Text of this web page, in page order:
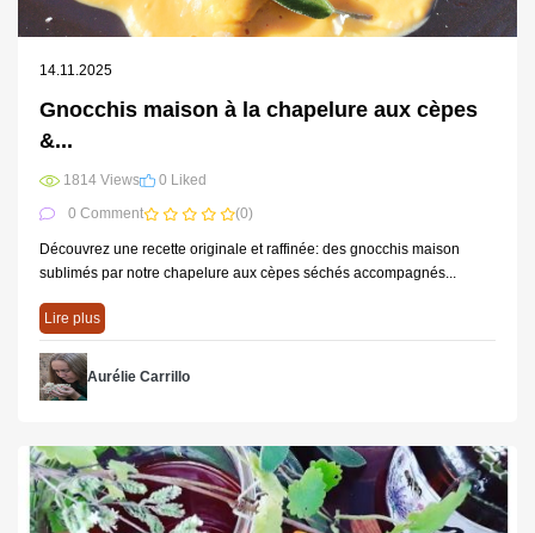
14.11.2025
Gnocchis maison à la chapelure aux cèpes
&...
1814 Views
0 Liked
0 Comment
(0)
Découvrez une recette originale et raffinée: des gnocchis maison
sublimés par notre chapelure aux cèpes séchés accompagnés...
Lire plus
Aurélie Carrillo